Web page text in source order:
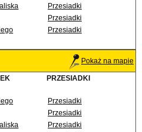
Przesiadki
Przesiadki
Przesiadki
Pokaż na mapie
PRZESIADKI
Przesiadki
Przesiadki
Przesiadki